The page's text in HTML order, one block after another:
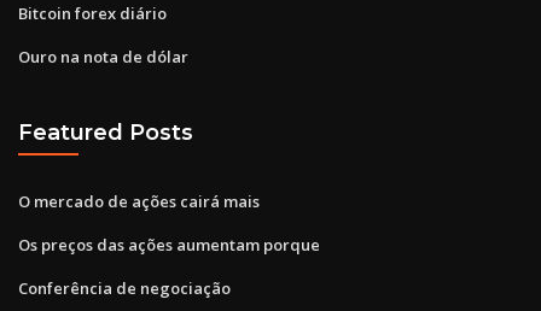
Bitcoin forex diário
Ouro na nota de dólar
Featured Posts
O mercado de ações cairá mais
Os preços das ações aumentam porque
Conferência de negociação